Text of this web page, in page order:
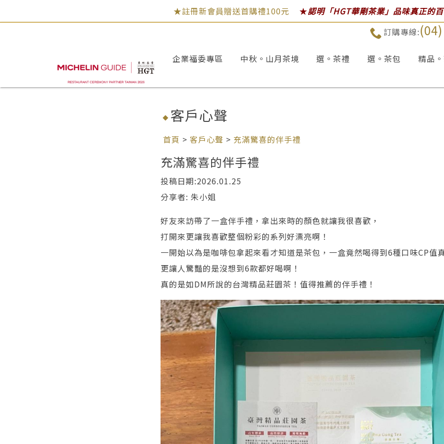
★註冊新會員贈送首購禮100元 ★認明「HGT華剛茶業」品味真正的
訂購專線:
企業福委專區 中秋。山月茶境 選。茶禮 選。茶包 精品
客戶心聲
首頁 > 客戶心聲 > 充滿驚喜的伴手禮
充滿驚喜的伴手禮
投稿日期:2026.01.25
分享者: 朱小姐
好友來訪帶了一盒伴手禮，拿出來時的顏色就讓我很喜歡，
打開來更讓我喜歡整個粉彩的系列好漂亮啊！
一開始以為是咖啡包拿起來看才知道是茶包，一盒竟然喝得到6種口味CP值
更讓人驚豔的是沒想到6款都好喝啊！
真的是如DM所說的台灣精品莊園茶！值得推薦的伴手禮！